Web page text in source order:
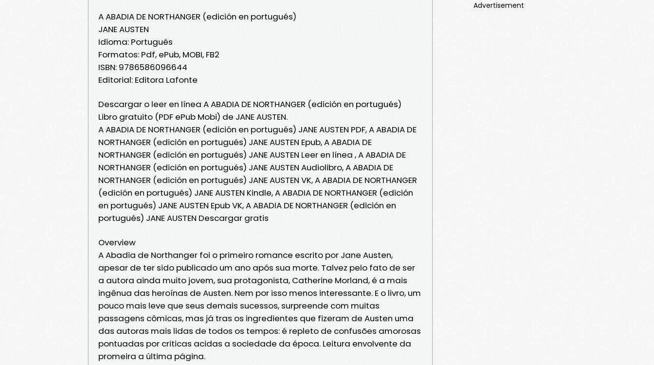
A ABADIA DE NORTHANGER (edición en portugués)
JANE AUSTEN
Idioma: Portugués
Formatos: Pdf, ePub, MOBI, FB2
ISBN: 9786586096644
Editorial: Editora Lafonte
Descargar o leer en línea A ABADIA DE NORTHANGER (edición en portugués)
Libro gratuito (PDF ePub Mobi) de JANE AUSTEN.
A ABADIA DE NORTHANGER (edición en portugués) JANE AUSTEN PDF, A ABADIA DE
NORTHANGER (edición en portugués) JANE AUSTEN Epub, A ABADIA DE
NORTHANGER (edición en portugués) JANE AUSTEN Leer en línea , A ABADIA DE
NORTHANGER (edición en portugués) JANE AUSTEN Audiolibro, A ABADIA DE
NORTHANGER (edición en portugués) JANE AUSTEN VK, A ABADIA DE NORTHANGER
(edición en portugués) JANE AUSTEN Kindle, A ABADIA DE NORTHANGER (edición
en portugués) JANE AUSTEN Epub VK, A ABADIA DE NORTHANGER (edición en
portugués) JANE AUSTEN Descargar gratis
Overview
A Abadia de Northanger foi o primeiro romance escrito por Jane Austen,
apesar de ter sido publicado um ano após sua morte. Talvez pelo fato de ser
a autora ainda muito jovem, sua protagonista, Catherine Morland, é a mais
ingênua das heroínas de Austen. Nem por isso menos interessante. E o livro, um
pouco mais leve que seus demais sucessos, surpreende com muitas
passagens cômicas, mas já tras os ingredientes que fizeram de Austen uma
das autoras mais lidas de todos os tempos: é repleto de confusões amorosas
pontuadas por criticas acidas a sociedade da época. Leitura envolvente da
promeira a última página.
Advertisement